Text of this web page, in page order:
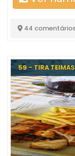
44
59 - TIRA TEIMAS